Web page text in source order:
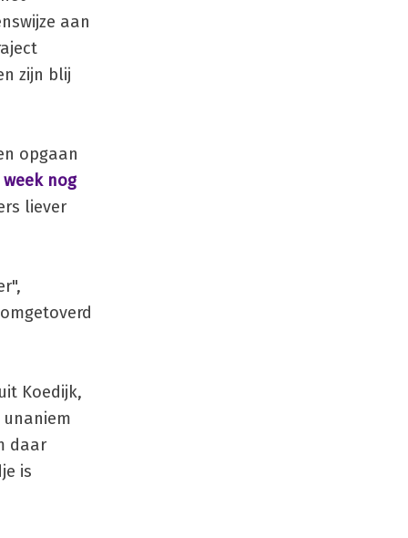
aan
zijn blij
opgaan
nog
liever
Koedijk,
daar
is